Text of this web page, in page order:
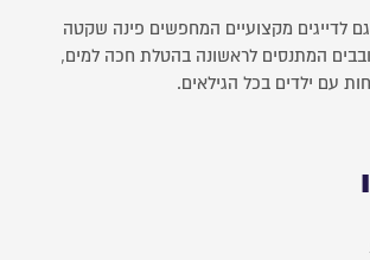
לדייגים מקצועיים המחפשים פינה שקטה
המתנסים לראשונה בהטלת חכה למים,
עם ילדים בכל הגילאים.